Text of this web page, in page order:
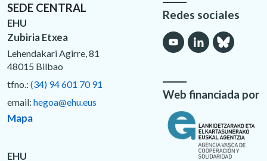
SEDE CENTRAL
EHU
Zubiria Etxea
Lehendakari Agirre, 81
48015 Bilbao
tfno.: (34) 94 601 70 91
email: hegoa@ehu.eus
Mapa
EHU
Redes sociales
Web financiada por